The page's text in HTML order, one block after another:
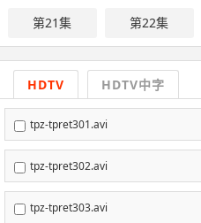
第21集 第22集
HDTV HDTV中字
tpz-tpret301.avi
tpz-tpret302.avi
tpz-tpret303.avi